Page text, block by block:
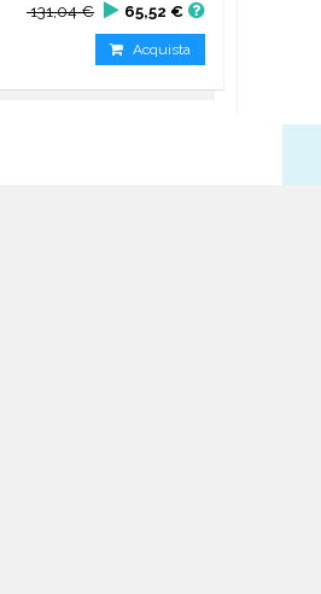
131,04 € 65,52 €
Acquista